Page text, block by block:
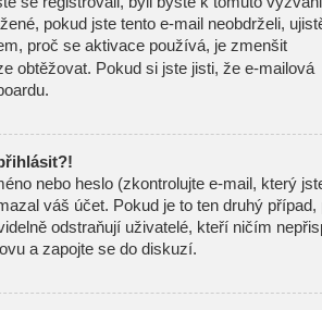
pokud jste tento e-mail neobdrželi,
proč se aktivace používá, je zmenšit
obtěžovat. Pokud si jste jisti, že e-mailová
nebo heslo (zkontrolujte e-mail, který
váš účet. Pokud je to ten druhý případ,
odstraňují uživatelé, kteří ničím
a zapojte se do diskuzí.